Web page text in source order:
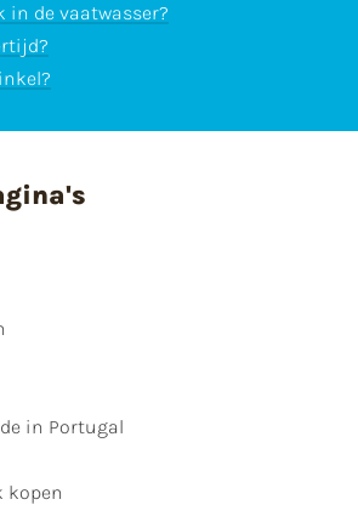
in de vaatwasser?
in Portugal
kopen